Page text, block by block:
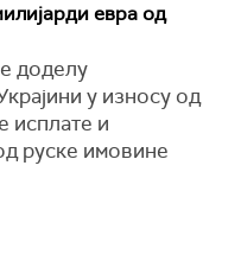
евра од
доделу
у износу од
исплате и
руске имовине